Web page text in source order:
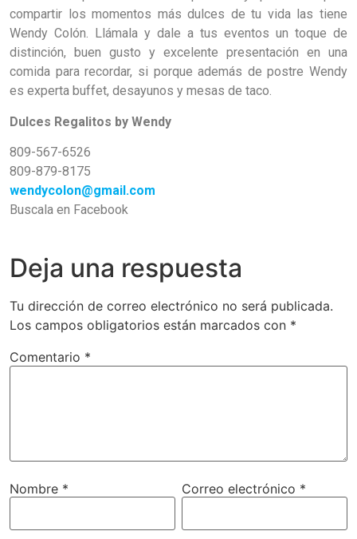
compartir los momentos más dulces de tu vida las tiene
Wendy Colón. Llámala y dale a tus eventos un toque de
distinción, buen gusto y excelente presentación en una
comida para recordar, si porque además de postre Wendy
es experta buffet, desayunos y mesas de taco.
Dulces Regalitos by Wendy
809-567-6526
809-879-8175
wendycolon@gmail.com
Buscala en Facebook
Deja una respuesta
Tu dirección de correo electrónico no será publicada.
Los campos obligatorios están marcados con *
Comentario *
Nombre * Correo electrónico *